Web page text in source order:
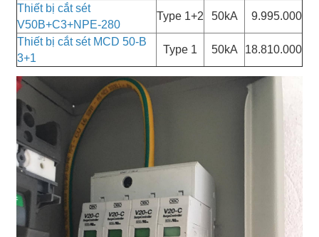
Thiết bị cắt sét
V50B+C3+NPE-280
Type 1+2 50kA 9.995.000
Thiết bị cắt sét MCD 50-B
3+1
Type 1 50kA 18.810.000